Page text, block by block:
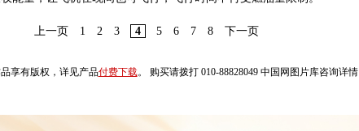
上一页 1 2 3 4 5 6 7 8 下一页
享有版权，详见产品付费下载。 购买请拨打 010-88828049 中国网图片库咨询详情